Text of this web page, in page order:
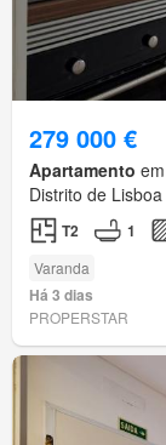
279 000 €
Apartamento
Distrito de Lisboa
T2 1
Varanda
Há 3 dias
PROPERSTAR